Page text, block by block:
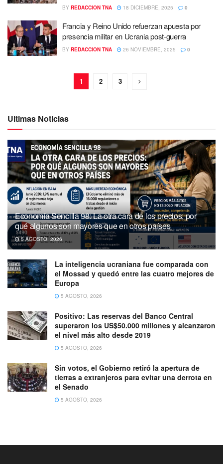
BY REDACCION TNA 18 DICIEMBRE, 2025 0
Francia y Reino Unido refuerzan apuesta por
presencia militar en Ucrania post-guerra
BY REDACCION TNA 26 NOVIEMBRE, 2025 0
1 2 3
Ultimas Noticias
Economía Sencilla 98: La otra cara de los precios; por
qué algunos son mayores que en otros países
5 AGOSTO, 2026
La inteligencia ucraniana fue comparada con
el Mossad y quedó entre las cuatro mejores de
Europa
5 AGOSTO, 2026
Positivo: Las reservas del Banco Central
superaron los US$50.000 millones y alcanzaron
el nivel más alto desde 2019
5 AGOSTO, 2026
Sin votos, el Gobierno retiró la apertura de
tierras a extranjeros para evitar una derrota en
el Senado
5 AGOSTO, 2026